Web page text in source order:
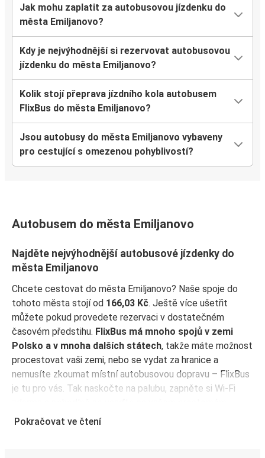
Jak mohu zaplatit za autobusovou jízdenku do
města Emiljanovo?
Kdy je nejvýhodnější si rezervovat autobusovou
jízdenku do města Emiljanovo?
Kolik stojí přeprava jízdního kola autobusem
FlixBus do města Emiljanovo?
Jsou autobusy do města Emiljanovo vybaveny
pro cestující s omezenou pohyblivostí?
Autobusem do města Emiljanovo
Najděte nejvýhodnější autobusové jízdenky do
města Emiljanovo
Chcete cestovat do města Emiljanovo? Naše spoje do
tohoto města stojí od 166,03 Kč. Ještě více ušetřit
můžete pokud provedete rezervaci v dostatečném
časovém předstihu. FlixBus má mnoho spojů v zemi
Polsko a v mnoha dalších státech, takže máte možnost
procestovat vaši zemi, nebo se vydat za hranice a
nemusíte zkoumat místní autobusovou dopravu – FlixBus
je tu pro vás. Tak naskočte na palubu, zapněte si Wi-Fi
sedadle! Koupit si jízdenku je tak snadné, ať si vyberete
Pokračovat ve čtení